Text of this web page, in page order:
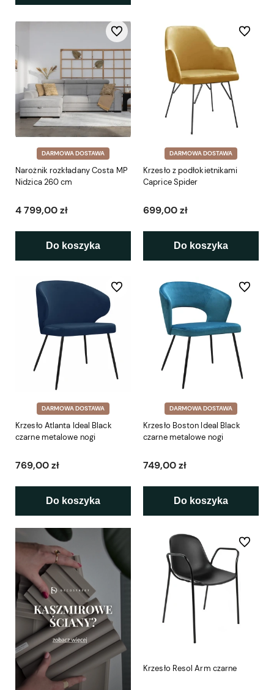
DARMOWA DOSTAWA
Narożnik rozkładany Costa MP
Nidzica 260 cm
4 799,00 zł
Do koszyka
Do ulubionych
DARMOWA DOSTAWA
Krzesło z podłokietnikami
Caprice Spider
699,00 zł
Do koszyka
Do
DARMOWA DOSTAWA
Krzesło Atlanta Ideal Black
czarne metalowe nogi
769,00 zł
Do koszyka
Do ulubionych
DARMOWA DOSTAWA
Krzesło Boston Ideal Black
czarne metalowe nogi
749,00 zł
Do koszyka
Do
Krzesło Resol Arm czarne
Do